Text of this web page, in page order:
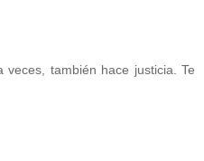
veces, también hace justicia. Te